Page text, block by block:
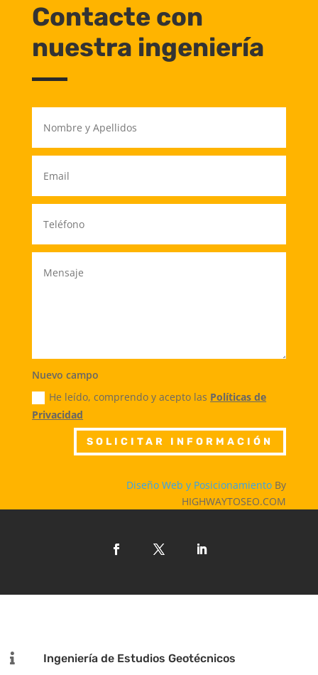
Contacte con
nuestra ingeniería
Nuevo campo
He leído, comprendo y acepto las Políticas de
Privacidad
SOLICITAR INFORMACIÓN
Diseño Web y Posicionamiento By
HIGHWAYTOSEO.COM
 Ingeniería de Estudios Geotécnicos